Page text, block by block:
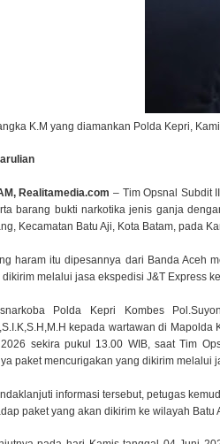
K.M yang diamankan Polda Kepri,
Realitamedia.com – Tim Opsnal Subdit
barang bukti narkotika jenis ganja
Kecamatan Batu Aji, Kota Batam, pada
haram itu dipesannya dari Banda Aceh
dikirim melalui jasa ekspedisi J&T Express
Polda Kepri Kombes
kepada wartawan di
sekira pukul 13.00 WIB, saat Tim
paket mencurigakan yang dikirim melalui
informasi tersebut, petugas
paket yang akan dikirim ke wilayah Batu